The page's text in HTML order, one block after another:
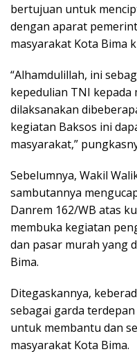
bertujuan untuk
dengan aparat
masyarakat Kota Bima
“Alhamdulillah, ini
kepedulian TNI kepada
dilaksanakan
kegiatan Baksos ini
masyarakat,”
Sebelumnya, Wakil
sambutannya
Danrem 162/WB atas
membuka kegiatan
dan pasar murah yang
Bima.
Ditegaskannya,
sebagai garda
untuk membantu dan
masyarakat Kota Bima.